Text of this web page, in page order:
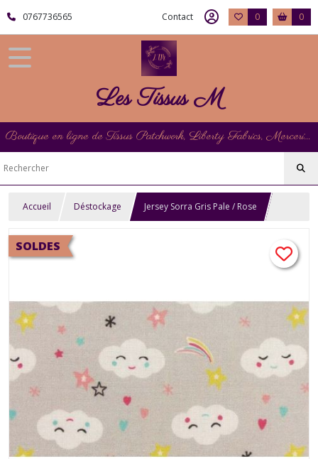
0767736565 Contact 0 0
Les Tissus M
Boutique en ligne de Tissus Patchwork, Liberty Fabrics, Mercerie et Matériel de Point de Croix
Accueil Déstockage Jersey Sorra Gris Pale / Rose
SOLDES